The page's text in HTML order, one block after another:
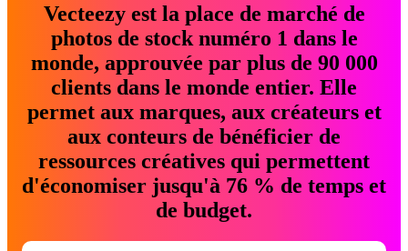
Vecteezy est la place de marché de
photos de stock numéro 1 dans le
monde, approuvée par plus de 90 000
clients dans le monde entier. Elle
permet aux marques, aux créateurs et
aux conteurs de bénéficier de
ressources créatives qui permettent
d'économiser jusqu'à 76 % de temps et
de budget.